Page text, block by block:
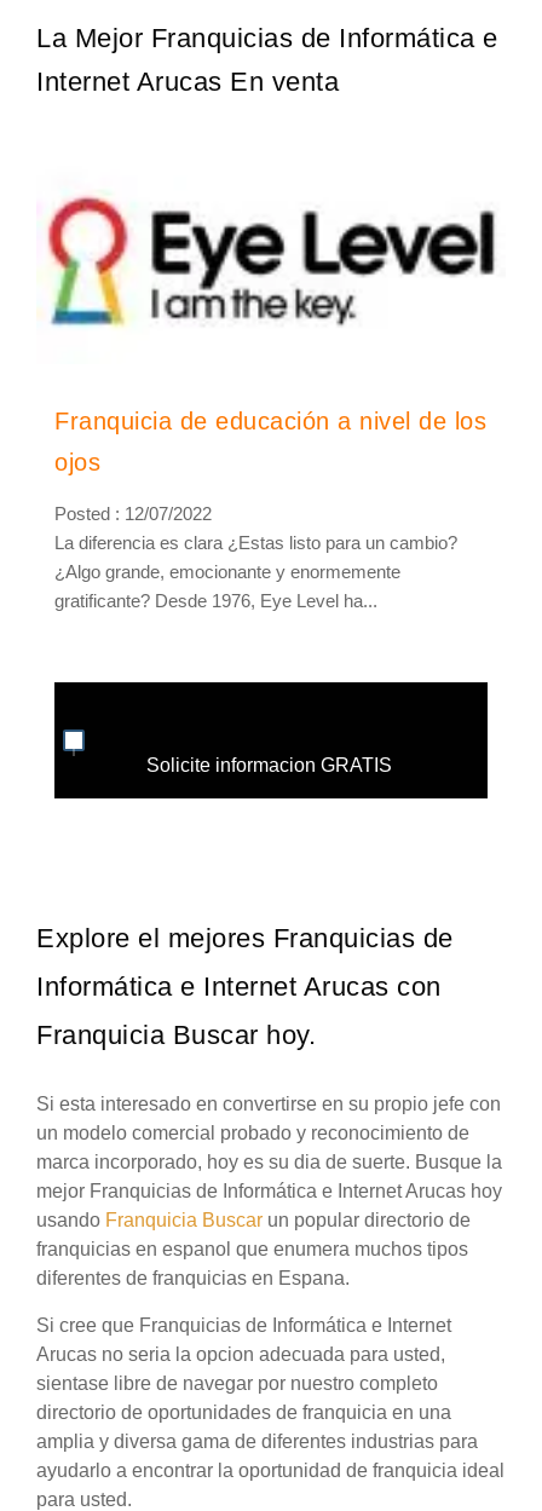
La Mejor Franquicias de Informática e
Internet Arucas En venta
Franquicia de educación a nivel de los
ojos
Posted : 12/07/2022
La diferencia es clara ¿Estas listo para un cambio?
¿Algo grande, emocionante y enormemente
gratificante? Desde 1976, Eye Level ha...
Solicite informacion GRATIS
Explore el mejores Franquicias de
Informática e Internet Arucas con
Franquicia Buscar hoy.
Si esta interesado en convertirse en su propio jefe con
un modelo comercial probado y reconocimiento de
marca incorporado, hoy es su dia de suerte. Busque la
mejor Franquicias de Informática e Internet Arucas hoy
usando Franquicia Buscar un popular directorio de
franquicias en espanol que enumera muchos tipos
diferentes de franquicias en Espana.
Si cree que Franquicias de Informática e Internet
Arucas no seria la opcion adecuada para usted,
sientase libre de navegar por nuestro completo
directorio de oportunidades de franquicia en una
amplia y diversa gama de diferentes industrias para
ayudarlo a encontrar la oportunidad de franquicia ideal
para usted.